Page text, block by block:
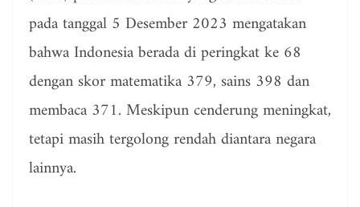
pada tanggal 5 Desember 2023 mengatakan
bahwa Indonesia berada di peringkat ke 68
dengan skor matematika 379, sains 398 dan
membaca 371. Meskipun cenderung meningkat,
tetapi masih tergolong rendah diantara negara
lainnya.